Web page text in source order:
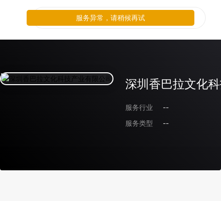
深圳香巴拉文化
服务行业
--
服务类型
--
服务异常，请稍候再试